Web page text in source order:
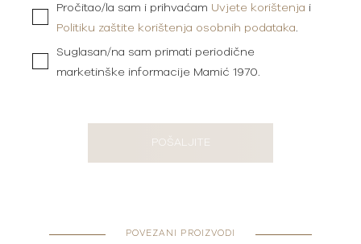
Pročitao/la sam i prihvaćam Uvjete korištenja i
Politiku zaštite korištenja osobnih podataka.
Suglasan/na sam primati periodične
marketinške informacije Mamić 1970.
POŠALJITE
POVEZANI PROIZVODI